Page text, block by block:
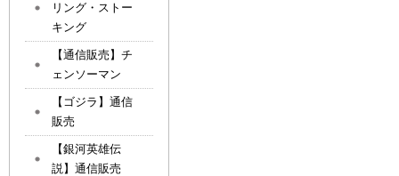
リング・ストー
キング
【通信販売】チ
ェンソーマン
【ゴジラ】通信
販売
【銀河英雄伝
説】通信販売